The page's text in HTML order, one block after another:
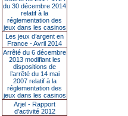
du 30 décembre 2014
relatif à la
réglementation des
jeux dans les casinos
Les jeux d’argent en
France - Avril 2014
Arrêté du 6 décembre
2013 modifiant les
dispositions de
l’arrêté du 14 mai
2007 relatif à la
réglementation des
jeux dans les casinos
Arjel - Rapport
d'activité 2012